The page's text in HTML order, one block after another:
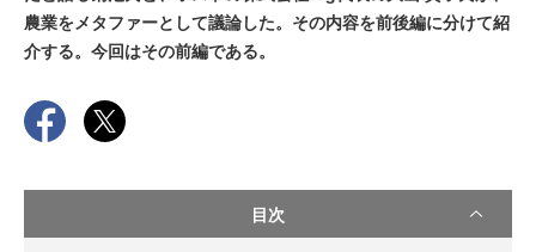
農業をメタファーとして議論した。その内容を前後編に分けて紹
介する。今回はその前編である。
目次